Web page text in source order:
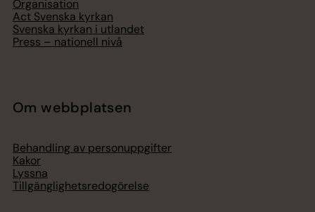
Organisation
Act Svenska kyrkan
Svenska kyrkan i utlandet
Press – nationell nivå
Om webbplatsen
Behandling av personuppgifter
Kakor
Lyssna
Tillgänglighetsredogörelse